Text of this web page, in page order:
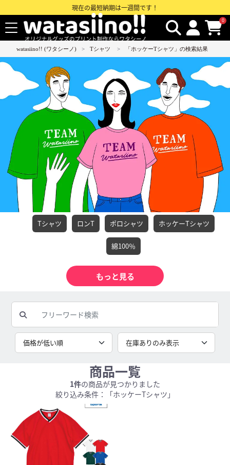
現在の最短納期は一週間です！
0
watasiino!! (ワタシーノ) Tシャツ 「ホッケーTシャツ」の検索結果
Tシャツ ロンT ポロシャツ ホッケーTシャツ
綿100％
商品一覧
1件の商品が見つかりました
絞り込み条件：「ホッケーTシャツ」